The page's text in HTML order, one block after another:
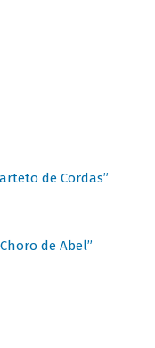
de Cordas”
de Abel”